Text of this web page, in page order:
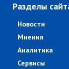
Разделы
Новости
Мнения
Аналитика
Сервисы